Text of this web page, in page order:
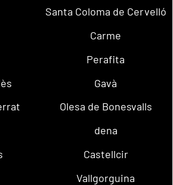
Santa Coloma de Cervelló
Carme
Perafita
Gavà
Olesa de Bonesvalls
dena
Castellcir
Vallgorguina